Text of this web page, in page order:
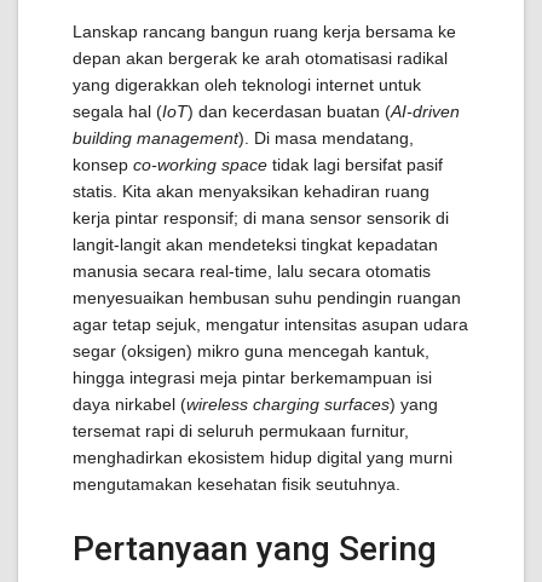
Lanskap rancang bangun ruang kerja bersama ke
depan akan bergerak ke arah otomatisasi radikal
yang digerakkan oleh teknologi internet untuk
segala hal (IoT) dan kecerdasan buatan (AI-driven
building management). Di masa mendatang,
konsep co-working space tidak lagi bersifat pasif
statis. Kita akan menyaksikan kehadiran ruang
kerja pintar responsif; di mana sensor sensorik di
langit-langit akan mendeteksi tingkat kepadatan
manusia secara real-time, lalu secara otomatis
menyesuaikan hembusan suhu pendingin ruangan
agar tetap sejuk, mengatur intensitas asupan udara
segar (oksigen) mikro guna mencegah kantuk,
hingga integrasi meja pintar berkemampuan isi
daya nirkabel (wireless charging surfaces) yang
tersemat rapi di seluruh permukaan furnitur,
menghadirkan ekosistem hidup digital yang murni
mengutamakan kesehatan fisik seutuhnya.
Pertanyaan yang Sering